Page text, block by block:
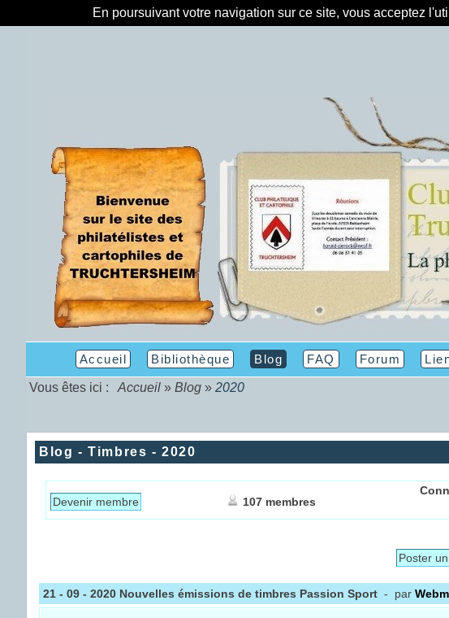
En poursuivant votre navigation sur ce site, vous acceptez
Accueil Bibliothèque Blog FAQ Forum
Vous êtes ici : Accueil » Blog » 2020
Blog - Timbres - 2020
Devenir membre 107 membres
Poster
21 - 09 - 2020 Nouvelles émissions de timbres Passion Sport - par